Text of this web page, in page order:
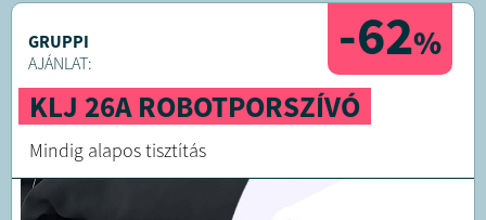
-62%
GRUPPI
AJÁNLAT:
KLJ 26A ROBOTPORSZÍVÓ
Mindig alapos tisztítás